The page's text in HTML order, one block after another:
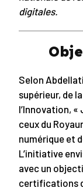
digitales.
Selon
supérieur, de
l’Innovation,
ceux du
numérique et
L’initiative
avec un
certifications